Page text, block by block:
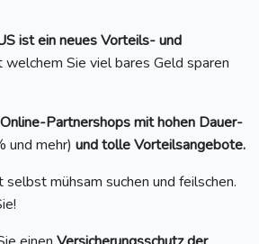
ist ein neues Vorteils- und
welchem Sie viel bares Geld sparen
Partnershops mit hohen Dauer-
und mehr) und tolle Vorteilsangebote.
selbst mühsam suchen und feilschen.